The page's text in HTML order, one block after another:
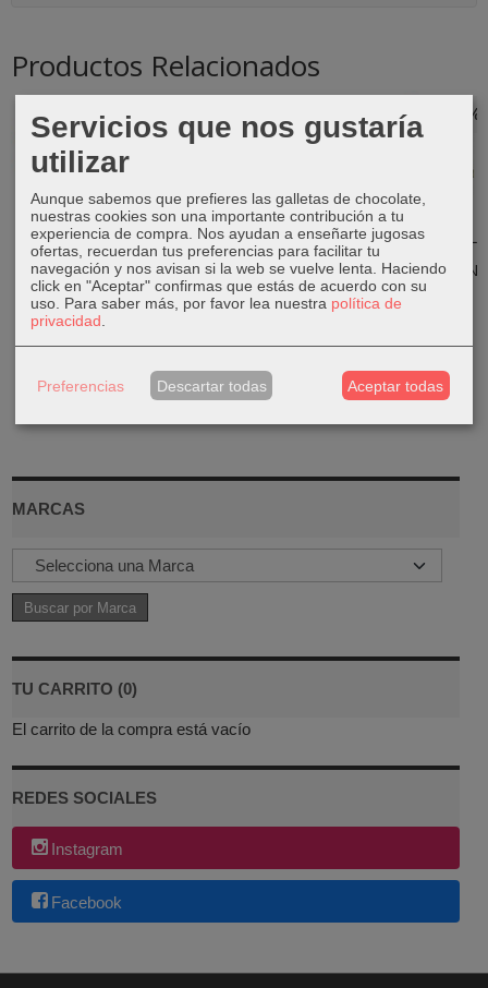
MARCAS
TU CARRITO (0)
El carrito de la compra está vacío
REDES SOCIALES
Instagram
Facebook
Productos Relacionados
-20 %
LEGO Duplo -
Caja de
Ladrillos
10913
23,19 €
28,99 €
Libro infantil
MIRA POR LA
VENTANA
4,79 €5,99 €
Libro infantil
Animales de
la...
7,99 €9,99 €
-20 %
MY LITTLE
PONY REVELA
HABITACION...
11,99 €
Servicios que nos gustaría
utilizar
Aunque sabemos que prefieres las galletas de chocolate,
nuestras cookies son una importante contribución a tu
experiencia de compra. Nos ayudan a enseñarte jugosas
ofertas, recuerdan tus preferencias para facilitar tu
navegación y nos avisan si la web se vuelve lenta. Haciendo
click en "Aceptar" confirmas que estás de acuerdo con su
uso. Para saber más, por favor lea nuestra política de
privacidad
Preferencias Descartar todas Aceptar todas